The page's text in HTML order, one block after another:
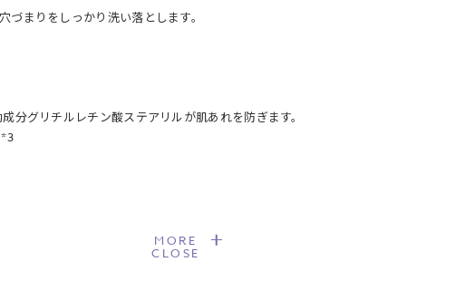
まりをしっかり洗い落とします。
分グリチルレチン酸ステアリルが肌あれを防ぎます。
MORE
CLOSE